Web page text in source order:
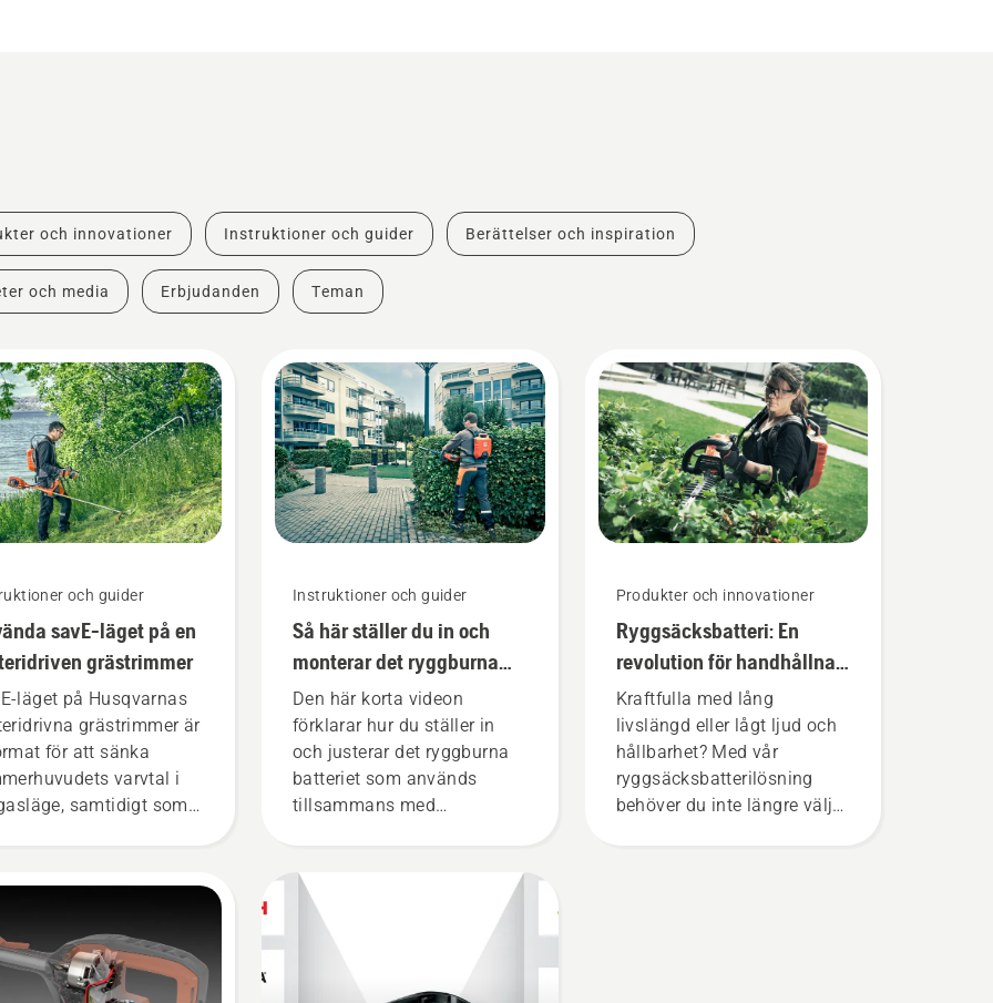
och innovationer Instruktioner och guider Berättelser och inspiration
och media Erbjudanden Teman
och guider
savE-läget på en
grästrimmer
läget på Husqvarnas
grästrimmer är
för att sänka
varvtal i
samtidigt som
vid lätt
knapp på den
trimmern för
och avaktivera
Instruktioner och guider
Så här ställer du in och
monterar det ryggburna
batteriet korrekt
Den här korta videon
förklarar hur du ställer in
och justerar det ryggburna
batteriet som används
tillsammans med
som sitter som det ska gör
att du kan arbeta mer
bekvämt och att du inte blir
arbeta längre utan avbrott.
Produkter och innovationer
Ryggsäcksbatteri: En
revolution för handhållna,
batteridrivna
motorverktyg
Kraftfulla med lång
livslängd eller lågt ljud och
hållbarhet? Med vår
ryggsäcksbatterilösning
behöver du inte längre välja.